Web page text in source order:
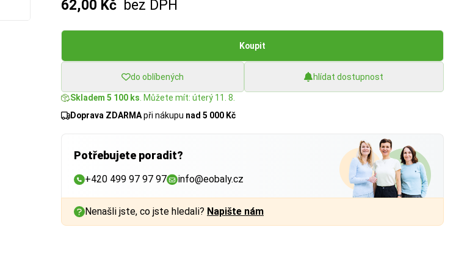
62,00 Kč bez DPH
Koupit
do oblíbených hlídat dostupnost
Skladem 5 100 ks . Můžete mít: úterý 11. 8.
Doprava ZDARMApři nákupu nad 5 000 Kč
Potřebujete poradit?
+420 499 97 97 97 info@eobaly.cz
Nenašli jste, co jste hledali? Napište nám